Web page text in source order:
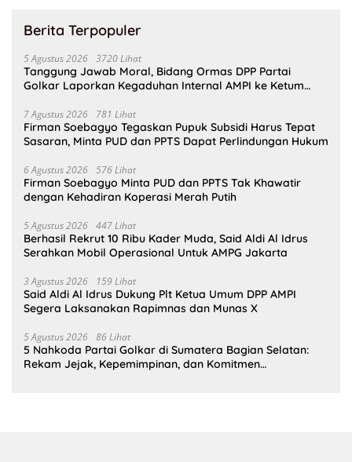
Berita Terpopuler
5 Agustus 2026 3720 Lihat
Tanggung Jawab Moral, Bidang Ormas DPP Partai
Golkar Laporkan Kegaduhan Internal AMPI ke Ketum
7 Agustus 2026 781 Lihat
Firman Soebagyo Tegaskan Pupuk Subsidi Harus Tepat
Sasaran, Minta PUD dan PPTS Dapat Perlindungan Hukum
6 Agustus 2026 576 Lihat
Firman Soebagyo Minta PUD dan PPTS Tak Khawatir
dengan Kehadiran Koperasi Merah Putih
5 Agustus 2026 447 Lihat
Berhasil Rekrut 10 Ribu Kader Muda, Said Aldi Al Idrus
Serahkan Mobil Operasional Untuk AMPG Jakarta
3 Agustus 2026 159 Lihat
Said Aldi Al Idrus Dukung Plt Ketua Umum DPP AMPI
Segera Laksanakan Rapimnas dan Munas X
5 Agustus 2026 86 Lihat
5 Nahkoda Partai Golkar di Sumatera Bagian Selatan:
Rekam Jejak, Kepemimpinan, dan Komitmen